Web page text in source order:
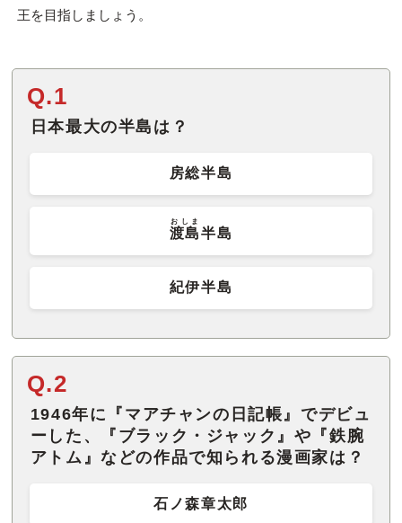
王を目指しましょう。
Q.1
日本最大の半島は？
房総半島
渡島
おしま
半島
紀伊半島
Q.2
1946年に『マアチャンの日記帳』でデビュ
ーした、『ブラック・ジャック』や『鉄腕
アトム』などの作品で知られる漫画家は？
石ノ森章太郎